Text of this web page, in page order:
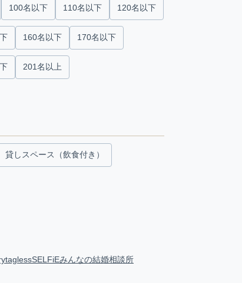
100名以下 110名以下 120名以下
160名以下 170名以下
201名以上
貸しスペース（飲食付き）
taglessSELFiEみんなの結婚相談所